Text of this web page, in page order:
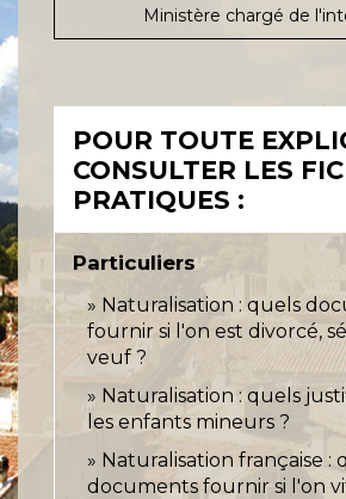
Ministère chargé de
POUR TOUTE
CONSULTER LES
PRATIQUES :
Particuliers
Naturalisation : quels
fournir si l'on est divorcé,
veuf ?
Naturalisation : quels
les enfants mineurs ?
Naturalisation française :
documents fournir si l'on